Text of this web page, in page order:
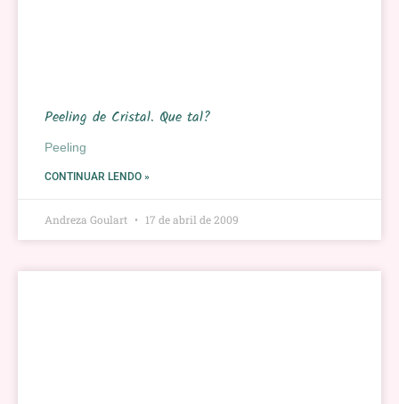
Peeling de Cristal. Que tal?
Peeling
CONTINUAR LENDO »
Andreza Goulart 17 de abril de 2009